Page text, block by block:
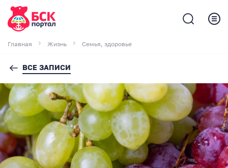
Главная Жизнь Семья, здоровье
ВСЕ ЗАПИСИ